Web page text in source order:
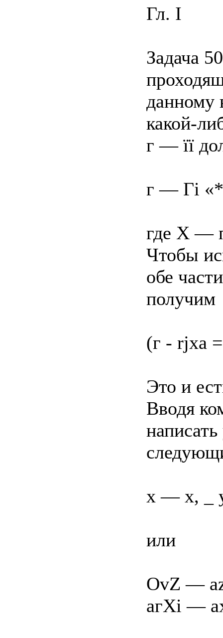
Гл. I
Задача
данному
какой-
г — її
г — Гі
где X —
Чтобы
обе
получим
(г - rjxa
Это и
Вводя
х — х, _
или
OvZ —
агХі —